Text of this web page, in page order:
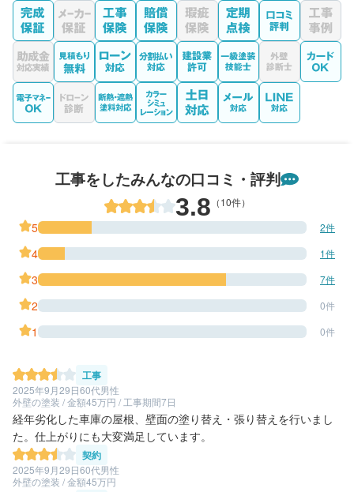
工事をしたみんなの口コミ・評判
3.8 （10件）
5 2件
4 1件
3 7件
2 0件
1 0件
工事
2025年9月29日60代男性
外壁の塗装 / 金額45万円 / 工事期間7日
経年劣化した車庫の屋根、壁面の塗り替え・張り替えを行いまし
た。仕上がりにも大変満足しています。
契約
2025年9月29日60代男性
外壁の塗装 / 金額45万円